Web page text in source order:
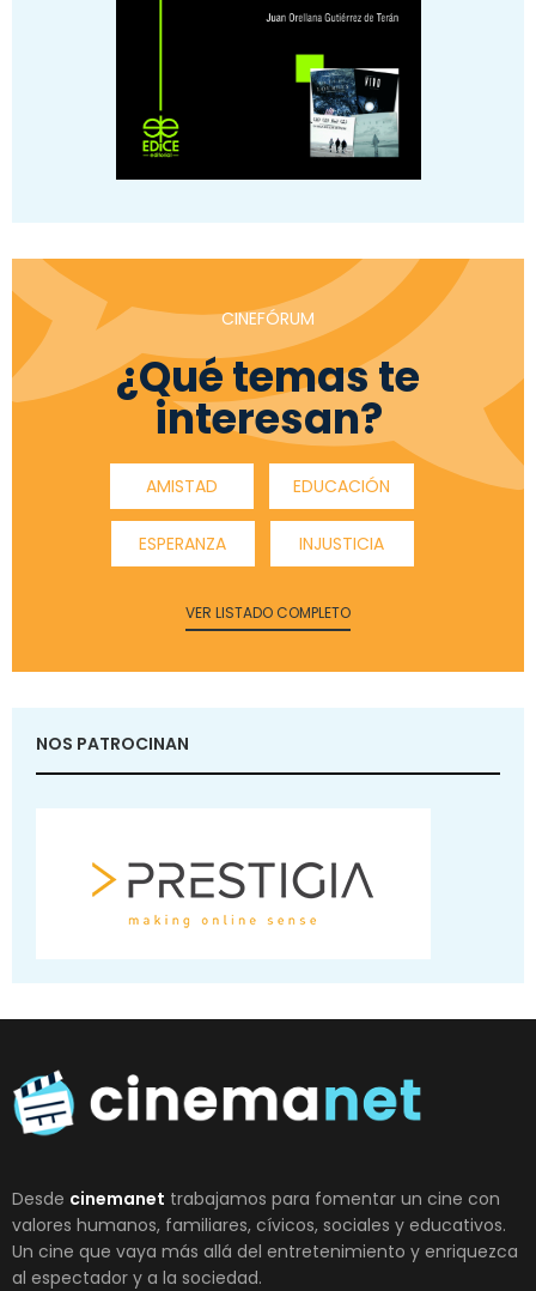
CINEFÓRUM
¿Qué temas te
interesan?
AMISTAD EDUCACIÓN
ESPERANZA INJUSTICIA
VER LISTADO COMPLETO
NOS PATROCINAN
Desde cinemanet trabajamos para fomentar un cine con
valores humanos, familiares, cívicos, sociales y educativos.
Un cine que vaya más allá del entretenimiento y enriquezca
al espectador y a la sociedad.